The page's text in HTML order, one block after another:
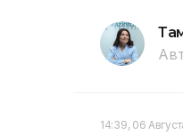
14:39, 06